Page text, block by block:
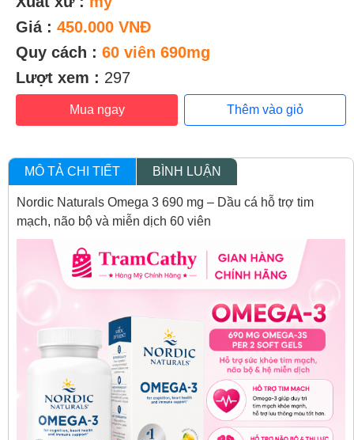
Giá : 450.000 VNĐ
Quy cách : 60 viên 690mg
Lượt xem : 297
Mua ngay Thêm vào giỏ
MÔ TẢ CHI TIẾT BÌNH LUẬN
Nordic Naturals Omega 3 690 mg – Dầu cá hỗ trợ tim
mạch, não bộ và miễn dịch 60 viên